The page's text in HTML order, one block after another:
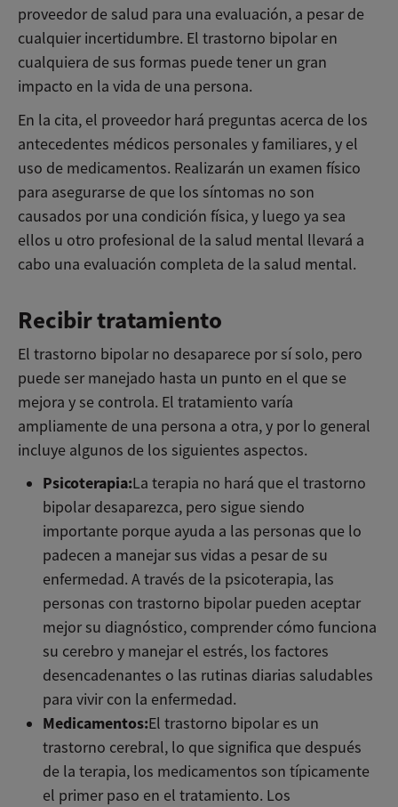
proveedor de salud para una evaluación, a pesar de
cualquier incertidumbre. El trastorno bipolar en
cualquiera de sus formas puedetener un gran
impacto en la vida de una persona.
En la cita, el proveedor hará preguntas acerca de los
antecedentes médicos personales y familiares, y el
uso de medicamentos. Realizarán un examen físico
para asegurarse de que los síntomas no son
causados por una condición física, y luego ya sea
ellos u otro profesional de la salud mental llevará a
cabo una evaluación completa de la salud mental.
Recibir tratamiento
El trastorno bipolar no desaparece por sí solo, pero
puede ser manejado hasta un punto en el que se
mejora y se controla. El tratamiento varía
ampliamente de una persona a otra, y por lo general
incluye algunos de los siguientes aspectos.
Psicoterapia:La terapia no hará que el trastorno
bipolar desaparezca, pero sigue siendo
importante porque ayuda a las personas que lo
padecen a manejar sus vidas a pesar de su
enfermedad. A través de la psicoterapia, las
personas con trastorno bipolar pueden aceptar
mejor su diagnóstico, comprender cómo funciona
su cerebro y manejar el estrés, los factores
desencadenantes o las rutinas diarias saludables
para vivir con la enfermedad.
Medicamentos:El trastorno bipolar es un
trastorno cerebral, lo que significa que después
de la terapia, los medicamentos son típicamente
el primer paso en el tratamiento. Los